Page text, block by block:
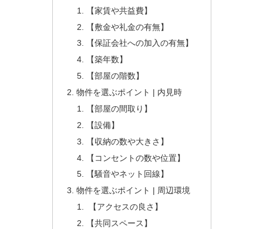
【家賃や共益費】
【敷金や礼金の有無】
【保証会社への加入の有無】
【築年数】
【部屋の階数】
物件を選ぶポイント | 内見時
【部屋の間取り】
【設備】
【収納の数や大きさ】
【コンセントの数や位置】
【騒音やネット回線】
物件を選ぶポイント | 周辺環境
【アクセスの良さ】
【共同スペース】